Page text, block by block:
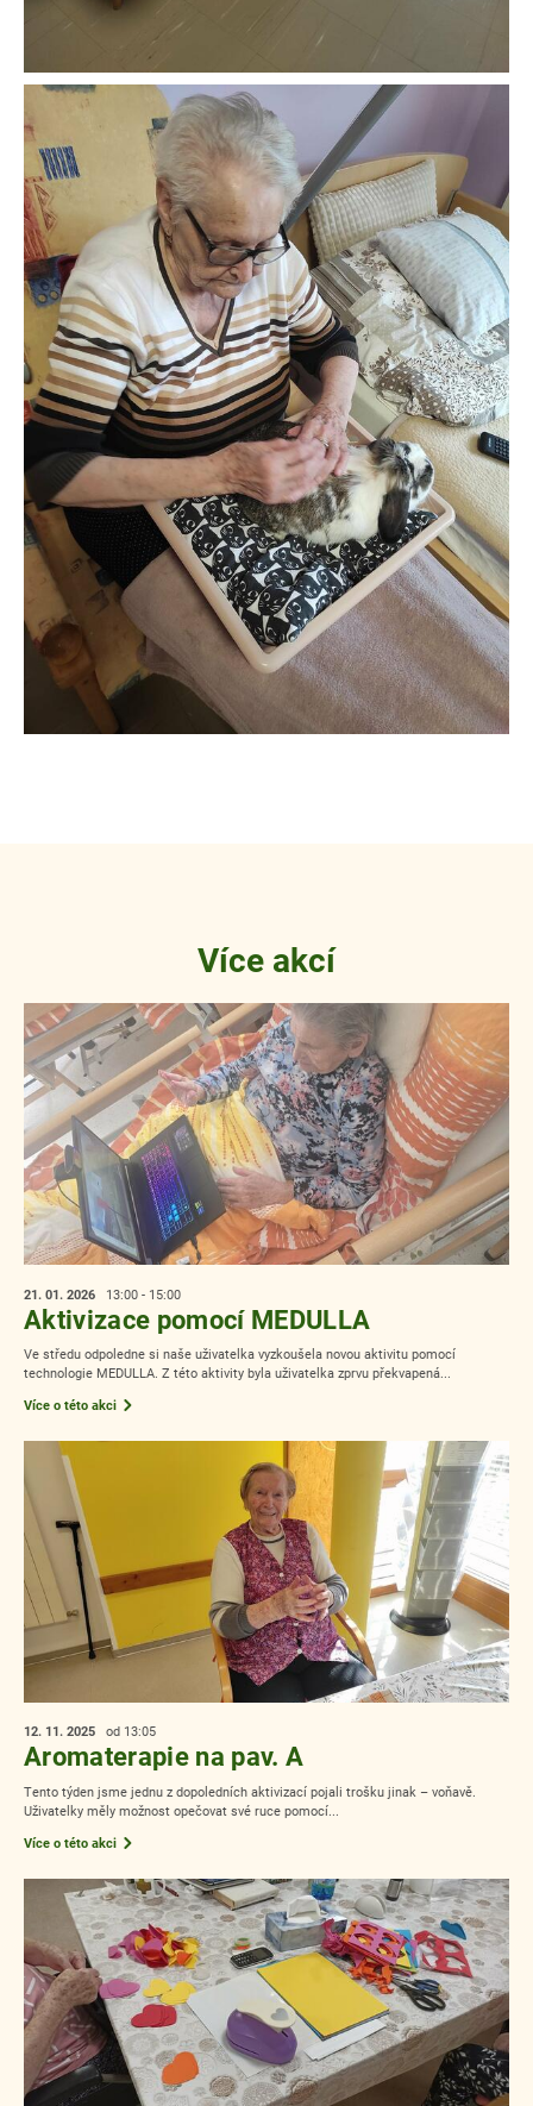
Více akcí
21. 01. 2026 13:00 - 15:00
Aktivizace pomocí MEDULLA
Ve středu odpoledne si naše uživatelka vyzkoušela novou aktivitu pomocí
technologie MEDULLA. Z této aktivity byla uživatelka zprvu překvapená...
Více o této akci
12. 11. 2025 od 13:05
Aromaterapie na pav. A
Tento týden jsme jednu z dopoledních aktivizací pojali trošku jinak – voňavě.
Uživatelky měly možnost opečovat své ruce pomocí...
Více o této akci